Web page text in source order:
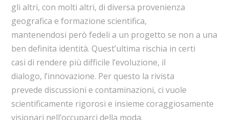
gli altri, con molti altri, di diversa provenienza
geografica e formazione scientifica,
mantenendosi però fedeli a un progetto se non a una
ben definita identità. Quest’ultima rischia in certi
casi di rendere più difficile l’evoluzione, il
dialogo, l’innovazione. Per questo la rivista
prevede discussioni e contaminazioni, ci vuole
scientificamente rigorosi e insieme coraggiosamente
visionari nell’occuparci della moda.